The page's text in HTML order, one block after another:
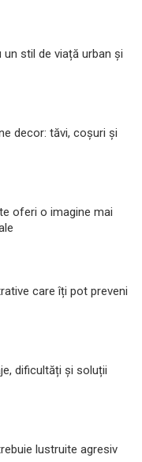
stil de viață urban și
decor: tăvi, coșuri și
oferi o imagine mai
care îți pot preveni
dificultăți și soluții
lustruite agresiv